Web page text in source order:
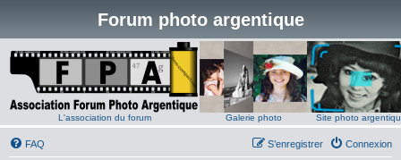
Forum photo argentique
L'association du forum Galerie photo Site photo
FAQ Connexion
S’enregistrer